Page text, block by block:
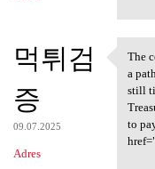
먹튀검
증
09.07.2025
Adres
The
The
a
still
to